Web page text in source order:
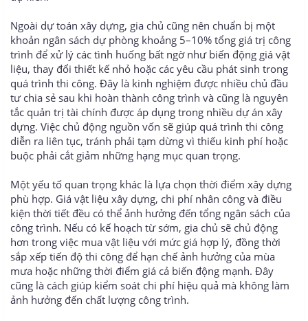
Ngoài dự toán xây dựng, gia chủ cũng nên chuẩn bị một
khoản ngân sách dự phòng khoảng 5–10% tổng giá trị công
trình để xử lý các tình huống bất ngờ như biến động giá vật
liệu, thay đổi thiết kế nhỏ hoặc các yêu cầu phát sinh trong
quá trình thi công. Đây là kinh nghiệm được nhiều chủ đầu
tư chia sẻ sau khi hoàn thành công trình và cũng là nguyên
tắc quản trị tài chính được áp dụng trong nhiều dự án xây
dựng. Việc chủ động nguồn vốn sẽ giúp quá trình thi công
diễn ra liên tục, tránh phải tạm dừng vì thiếu kinh phí hoặc
buộc phải cắt giảm những hạng mục quan trọng.
Một yếu tố quan trọng khác là lựa chọn thời điểm xây dựng
phù hợp. Giá vật liệu xây dựng, chi phí nhân công và điều
kiện thời tiết đều có thể ảnh hưởng đến tổng ngân sách của
công trình. Nếu có kế hoạch từ sớm, gia chủ sẽ chủ động
hơn trong việc mua vật liệu với mức giá hợp lý, đồng thời
sắp xếp tiến độ thi công để hạn chế ảnh hưởng của mùa
mưa hoặc những thời điểm giá cả biến động mạnh. Đây
cũng là cách giúp kiểm soát chi phí hiệu quả mà không làm
ảnh hưởng đến chất lượng công trình.